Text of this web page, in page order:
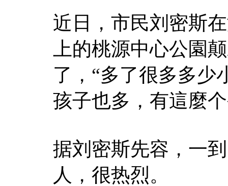
近日，市民刘密斯
上的桃源中心公園
了，“多了很多多少
孩子也多，有這麼
据刘密斯先容，一
人，很热烈。